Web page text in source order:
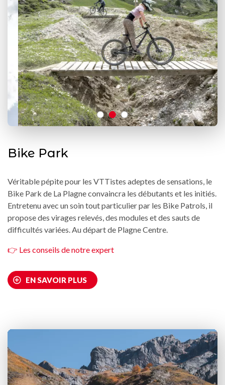
Bike Park
Véritable pépite pour les VTTistes adeptes de sensations, le
Bike Park de La Plagne convaincra les débutants et les initiés.
Entretenu avec un soin tout particulier par les Bike Patrols, il
propose des virages relevés, des modules et des sauts de
difficultés variées. Au départ de Plagne Centre.
👉 Les conseils de notre expert
EN SAVOIR PLUS